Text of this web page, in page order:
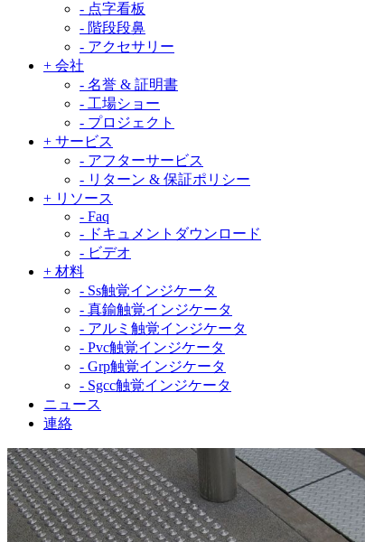
- 点字看板
- 階段段鼻
- アクセサリー
+ 会社
- 名誉 & 証明書
- 工場ショー
- プロジェクト
+ サービス
- アフターサービス
- リターン & 保証ポリシー
+ リソース
- Faq
- ドキュメントダウンロード
- ビデオ
+ 材料
- Ss触覚インジケータ
- 真鍮触覚インジケータ
- アルミ触覚インジケータ
- Pvc触覚インジケータ
- Grp触覚インジケータ
- Sgcc触覚インジケータ
ニュース
連絡